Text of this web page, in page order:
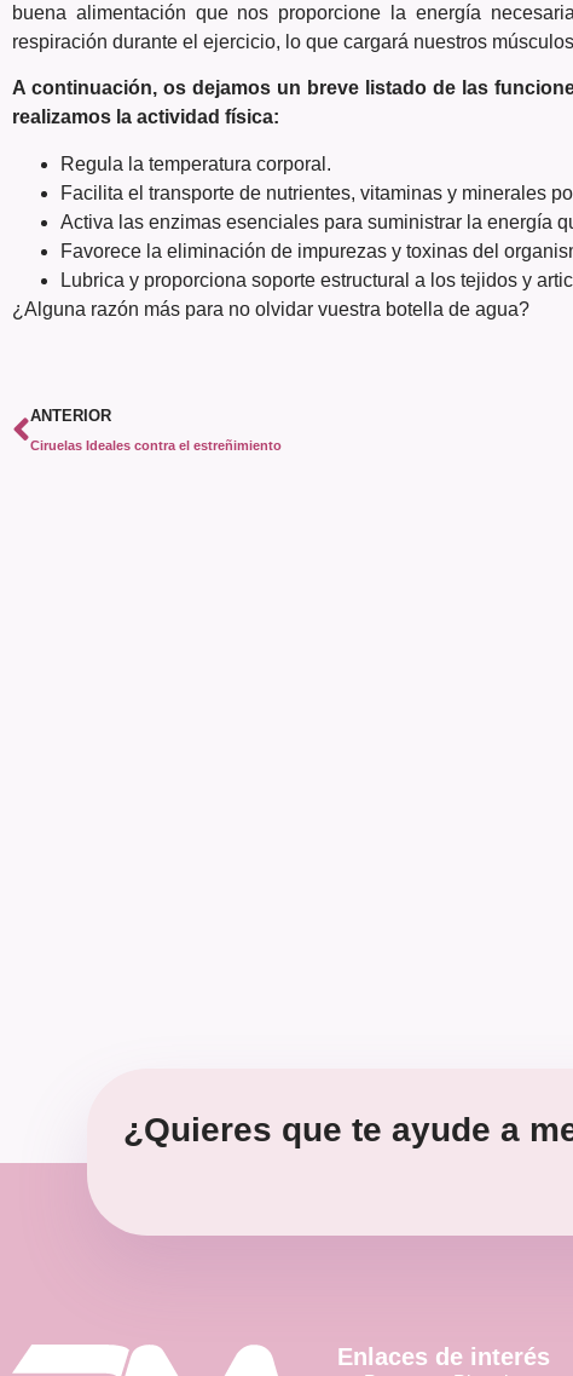
buena alimentación que nos proporcione la energía
respiración durante el ejercicio, lo que cargará nuestros
A continuación, os dejamos un breve listado de las
realizamos la actividad física:
Regula la temperatura corporal.
Facilita el transporte de nutrientes, vitaminas y minerales
Activa las enzimas esenciales para suministrar la energía
Favorece la eliminación de impurezas y toxinas del
Lubrica y proporciona soporte estructural a los tejidos y
¿Alguna razón más para no olvidar vuestra botella de agua?
ANTERIOR
Ciruelas Ideales contra el estreñimiento
¿Quieres que te ayude a
Enlaces de interés